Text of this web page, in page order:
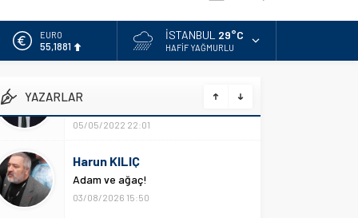
Kategoriler
ALTIN
6.660,55
DOLAR
47,7111
EURO
55,1881
İSTANBUL 29°C
HAFIF YAĞMURLU
YAZARLAR
Adam ve ağaç!
03/08/2026 15:50